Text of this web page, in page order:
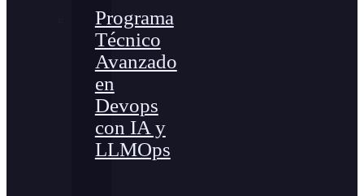
Programa
Técnico
Avanzado
en
Devops
con IA y
LLMOps